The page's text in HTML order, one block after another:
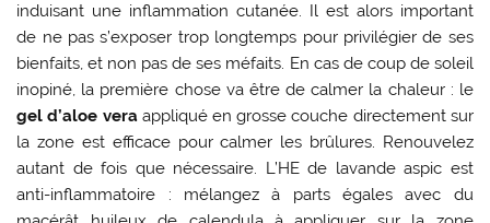
induisant une inflammation cutanée. Il est alors important
de ne pas s’exposer trop longtemps pour privilégier de ses
bienfaits, et non pas de ses méfaits. En cas de coup de soleil
inopiné, la première chose va être de calmer la chaleur : le
gel d’aloe veraappliqué en grosse couche directement sur
la zone est efficace pour calmer les brûlures. Renouvelez
autant de fois que nécessaire. L’HE de lavande aspic est
anti-inflammatoire : mélangez à parts égales avec du